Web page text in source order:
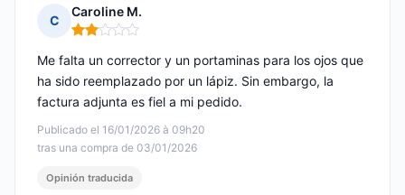
C
Caroline M.
Nota: 2 de 5
Publicado el 16/01/2026 à 09h20
tras una compra de 03/01/2026
Me falta un corrector y un portaminas para los ojos que
ha sido reemplazado por un lápiz. Sin embargo, la
factura adjunta es fiel a mi pedido.
Opinión traducida